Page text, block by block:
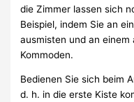
die Zimmer lassen sich
Beispiel, indem Sie an
ausmisten und an
Kommoden.
Bedienen Sie sich beim
d. h. in die erste Kiste